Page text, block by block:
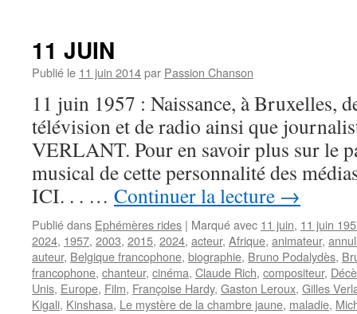
11 JUIN
Publié le 11 juin 2014par Passion Chanson
11 juin 1957 : Naissance, à Bruxelles,
télévision et de radio ainsi que
VERLANT. Pour en savoir plus sur le
musical de cette personnalité des
ICI. . . … Continuer la lecture →
Publié dans Ephémères rides | Marqué avec 11 juin, 11 juin
2024, 1957, 2003, 2015, 2024, acteur, Afrique, animateur,
auteur, Belgique francophone, biographie, Bruno Podalydès,
francophone, chanteur, cinéma, Claude Rich, compositeur,
Unis, Europe, Film, Françoise Hardy, Gaston Leroux, Gilles
Kigali, Kinshasa, Le mystère de la chambre jaune, maladie,